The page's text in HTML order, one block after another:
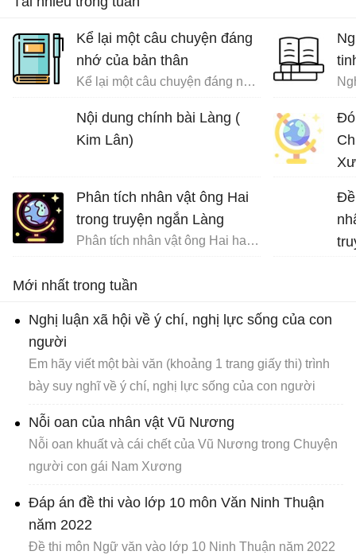
Kể lại một câu chuyện đáng
nhớ của bản thân
Kể lại một câu chuyện đáng nhớ của bản thân trong đó có sử dụng các yếu tố nghị luận và miêu tả nội tâm
Nội dung chính bài Làng (
Kim Lân)
Phân tích nhân vật ông Hai
trong truyện ngắn Làng
Phân tích nhân vật ông Hai hay nhất
Đề
Mới nhất trong tuần
Nghị luận xã hội về ý chí, nghị lực sống của con
người
Em hãy viết một bài văn (khoảng 1 trang giấy thi) trình
bày suy nghĩ về ý chí, nghị lực sống của con người
Nỗi oan của nhân vật Vũ Nương
Nỗi oan khuất và cái chết của Vũ Nương trong Chuyện
người con gái Nam Xương
Đáp án đề thi vào lớp 10 môn Văn Ninh Thuận
năm 2022
Đề thi môn Ngữ văn vào lớp 10 Ninh Thuận năm 2022